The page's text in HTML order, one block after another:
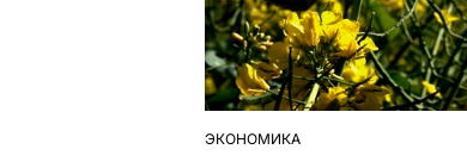
ОПУБЛІКУВАТИ
ЭКОНОМИКА